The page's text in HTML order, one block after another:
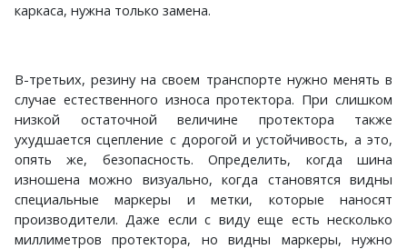
каркаса, нужна только замена.
В-третьих, резину на своем транспорте нужно менять в
случае естественного износа протектора. При слишком
низкой остаточной величине протектора также
ухудшается сцепление с дорогой и устойчивость, а это,
опять же, безопасность. Определить, когда шина
изношена можно визуально, когда становятся видны
специальные маркеры и метки, которые наносят
производители. Даже если с виду еще есть несколько
миллиметров протектора, но видны маркеры, нужно